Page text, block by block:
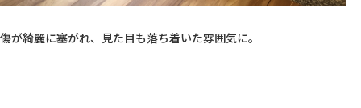
傷が綺麗に塞がれ、見た目も落ち着いた雰囲気に。